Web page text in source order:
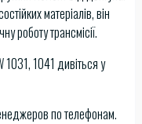
матеріалів, він
роботу трансмісії.
1031, 1041 дивіться у
по телефонам.